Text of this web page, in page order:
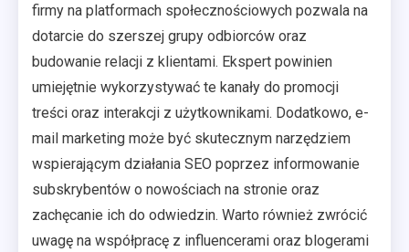
firmy na platformach społecznościowych pozwala na
dotarcie do szerszej grupy odbiorców oraz
budowanie relacji z klientami. Ekspert powinien
umiejętnie wykorzystywać te kanały do promocji
treści oraz interakcji z użytkownikami. Dodatkowo, e-
mail marketing może być skutecznym narzędziem
wspierającym działania SEO poprzez informowanie
subskrybentów o nowościach na stronie oraz
zachęcanie ich do odwiedzin. Warto również zwrócić
uwagę na współpracę z influencerami oraz blogerami